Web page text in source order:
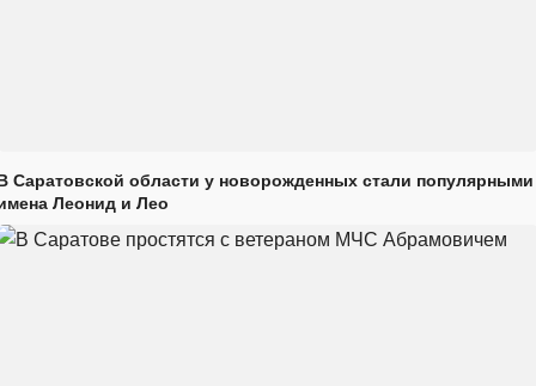
Саратовской области у новорожденных стали популярными
Леонид и Лео